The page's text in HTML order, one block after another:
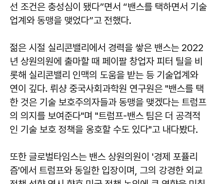
선 조건은 충성심이 됐다”면서 “밴스를 택하면서 기술
업계와 동맹을 맺었다”고 전했다.
젊은 시절 실리콘밸리에서 경력을 쌓은 밴스는 2022
년 상원의원에 출마할 때 페이팔 창업자 피터 틸을 비
롯해 실리콘밸리 인맥의 도움을 받는 등 기술업계와
연이 깊다. 뤼샹 중국사회과학원 연구원은 "밴스를 택
한 것은 기술 보호주의자들과 동맹을 맺겠다는 트럼프
의 의지를 보여준다"며 "트럼프-밴스 팀은 더 공격적
인 기술 보호 정책을 옹호할 수도 있다"고 내다봤다.
또한 글로벌타임스는 밴스 상원의원이 '경제 포퓰리
즘'에서 트럼프와 동일한 입장이며, 그의 강경한 외교